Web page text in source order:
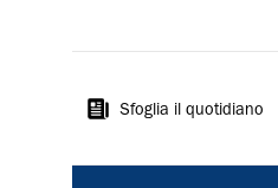
Sardegna
Sfoglia il quotidiano